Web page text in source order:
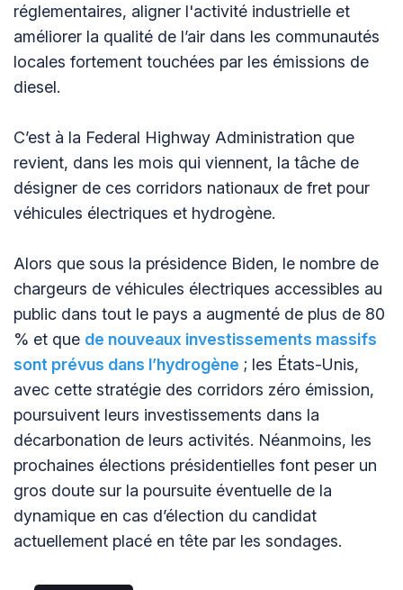
réglementaires, aligner l'activité industrielle et
améliorer la qualité de l’air dans les communautés
locales fortement touchées par les émissions de
diesel.
C’est à la Federal Highway Administration que
revient, dans les mois qui viennent, la tâche de
désigner de ces corridors nationaux de fret pour
véhicules électriques et hydrogène.
Alors que sous la présidence Biden, le nombre de
chargeurs de véhicules électriques accessibles au
public dans tout le pays a augmenté de plus de 80
% et que de nouveaux investissements massifs
sont prévus dans l’hydrogène ; les États-Unis,
avec cette stratégie des corridors zéro émission,
poursuivent leurs investissements dans la
décarbonation de leurs activités. Néanmoins, les
prochaines élections présidentielles font peser un
gros doute sur la poursuite éventuelle de la
dynamique en cas d’élection du candidat
actuellement placé en tête par les sondages.